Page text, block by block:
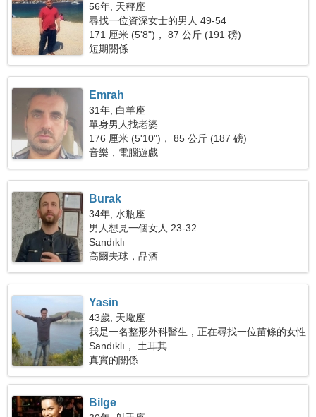
56年, 天秤座
尋找一位資深女士的男人 49-54
171 厘米 (5'8")， 87 公斤 (191 磅)
短期關係
Emrah
31年, 白羊座
單身男人找老婆
176 厘米 (5'10")， 85 公斤 (187 磅)
音樂，電腦遊戲
Burak
34年, 水瓶座
男人想見一個女人 23-32
Sandıklı
高爾夫球，品酒
Yasin
43歲, 天蠍座
我是一名整形外科醫生，正在尋找一位苗條的女性
Sandıklı， 土耳其
真實的關係
Bilge